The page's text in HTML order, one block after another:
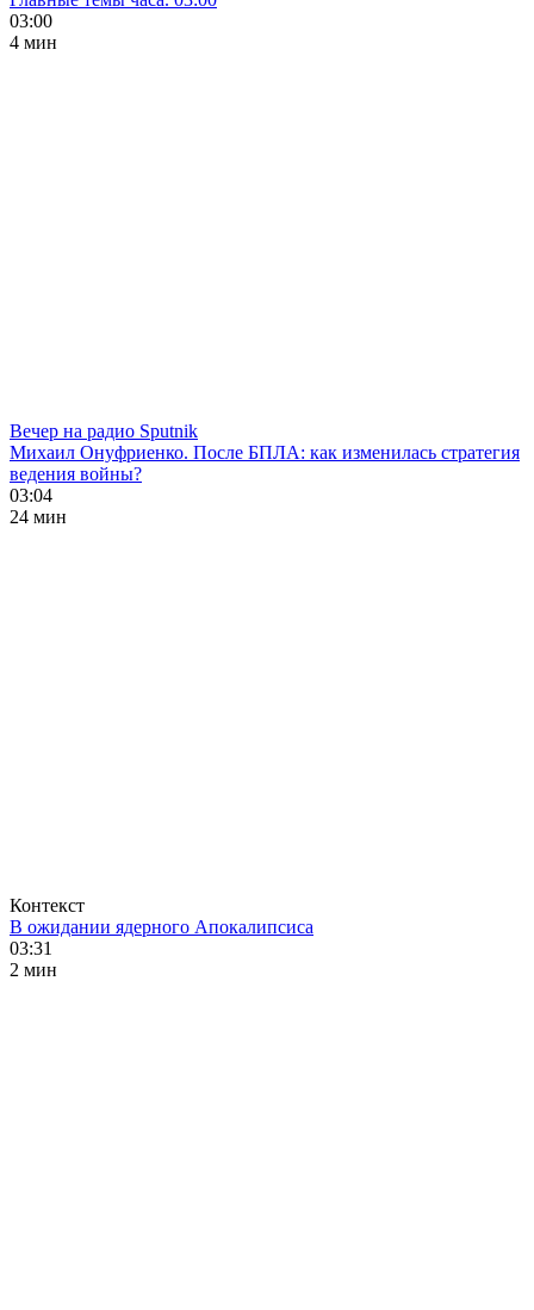
03:00
4 мин
Вечер на радио Sputnik
Михаил Онуфриенко. После БПЛА: как изменилась стратегия
ведения войны?
03:04
24 мин
Контекст
В ожидании ядерного Апокалипсиса
03:31
2 мин